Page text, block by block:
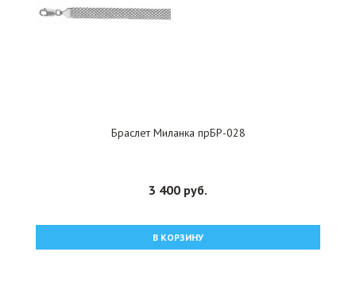
Браслет Миланка прБР-028
3 400 руб.
В КОРЗИНУ